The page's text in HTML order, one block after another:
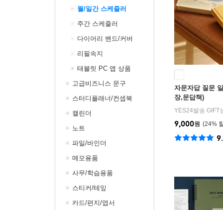
월/일간 스케줄러
주간 스케줄러
다이어리 밴드/커버
리필속지
태블릿 PC 앱 상품
고급비즈니스 문구
스터디플래너/컨셉북
캘린더
노트
파일/바인더
메모용품
사무/학습용품
스티커/테잎
카드/편지/엽서
자문자답 질문
장,문답책)
YES24발송 GIFT
24%
9,000원